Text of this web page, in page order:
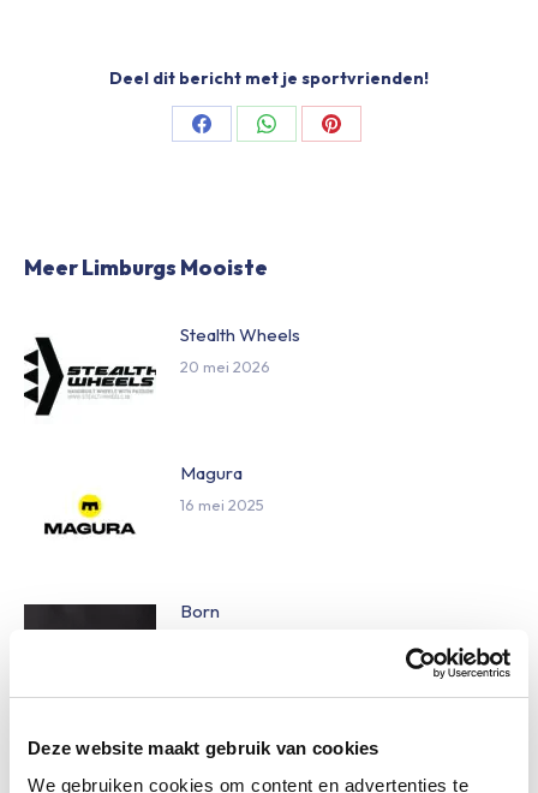
Deze website maakt gebruik van cookies
We gebruiken cookies om content en advertenties te
Deel dit bericht met je sportvrienden!
Share
Share
Share
Meer Limburgs Mooiste
Stealth Wheels
20 mei 2026
Magura
16 mei 2025
Born
Dynamic
14 mei 2025